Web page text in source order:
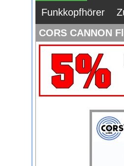
Funkkopfhörer
CORS CANNON